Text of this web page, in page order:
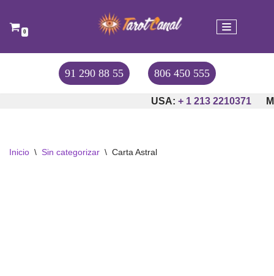
Saltar
0
91 290 88 55 806 450 555
USA:+ 1 213 2210371
Inicio \ Sin categorizar \ Carta Astral